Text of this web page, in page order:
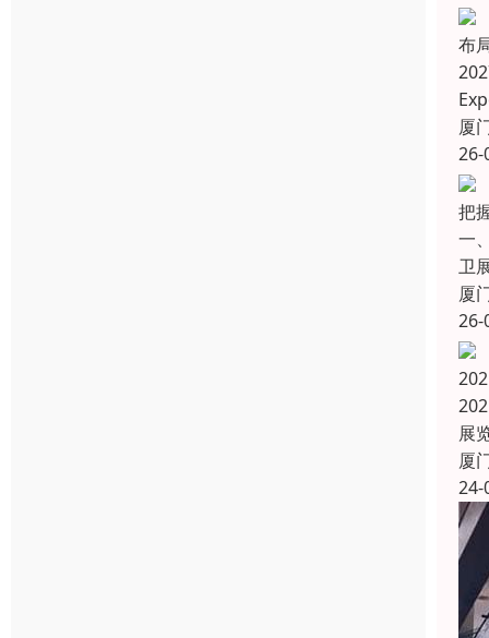
布
厦
26-
把
一
卫
厦
26-
展
厦
24-